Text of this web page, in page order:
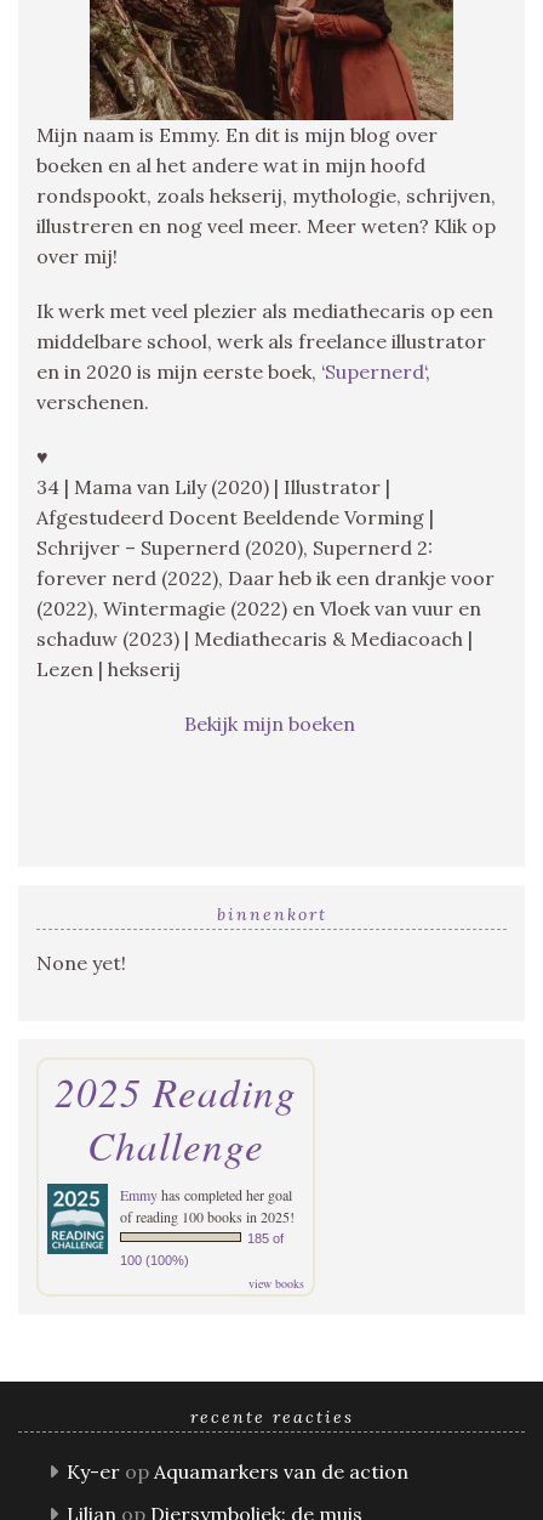
Mijn naam is Emmy. En dit is mijn blog over
boeken en al het andere wat in mijn hoofd
rondspookt, zoals hekserij, mythologie, schrijven,
illustreren en nog veel meer. Meer weten? Klik op
over mij!
Ik werk met veel plezier als mediathecaris op een
middelbare school, werk als freelance illustrator
en in 2020 is mijn eerste boek, ‘Supernerd‘,
verschenen.
♥
34 | Mama van Lily (2020) | Illustrator |
Afgestudeerd Docent Beeldende Vorming |
Schrijver – Supernerd (2020), Supernerd 2:
forever nerd (2022), Daar heb ik een drankje voor
(2022), Wintermagie (2022) en Vloek van vuur en
schaduw (2023) | Mediathecaris & Mediacoach |
Lezen | hekserij
Bekijk mijn boeken
binnenkort
None yet!
2025 Reading
Challenge
Emmyhas completed her goal
of reading 100 books in 2025!
185 of
100 (100%)
view books
recente reacties
Ky-er op Aquamarkers van de action
Lilian op Diersymboliek: de muis